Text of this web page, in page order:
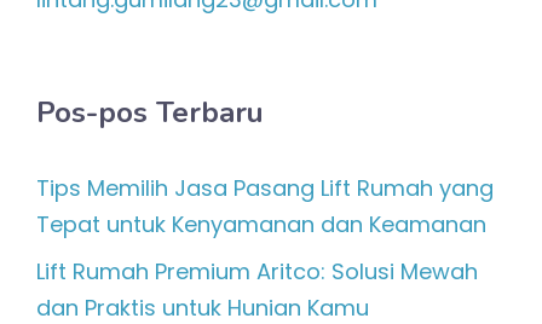
Pos-pos Terbaru
Tips Memilih Jasa Pasang Lift Rumah yang
Tepat untuk Kenyamanan dan Keamanan
Lift Rumah Premium Aritco: Solusi Mewah
dan Praktis untuk Hunian Kamu